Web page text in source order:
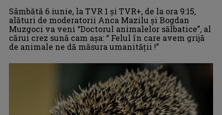
Sâmbătă 6 iunie, la TVR 1 și TVR+, de la ora 9:15,
alături de moderatorii Anca Mazilu şi Bogdan
Muzgoci va veni “Doctorul animalelor sălbatice”, al
cărui crez sună cam aşa: “ Felul în care avem grijă
de animale ne dă măsura umanităţii !”